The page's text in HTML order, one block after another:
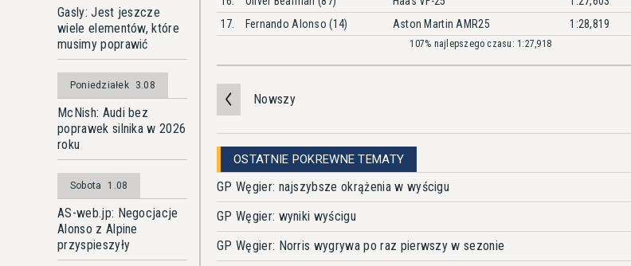
Gasly: Jest jeszcze
wiele elementów, które
musimy poprawić
Poniedziałek 3.08
McNish: Audi bez
poprawek silnika w 2026
roku
Sobota 1.08
AS-web.jp: Negocjacje
Alonso z Alpine
przyspieszyły
17.
Fernando Alonso (14) Aston Martin AMR25 1:28,819
107% najlepszego czasu: 1:27,918
Nowszy
OSTATNIE POKREWNE TEMATY
GP Węgier: najszybsze okrążenia w wyścigu
GP Węgier: wyniki wyścigu
GP Węgier: Norris wygrywa po raz pierwszy w sezonie